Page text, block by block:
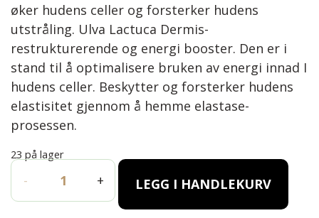
øker hudens celler og forsterker hudens
utstråling. Ulva Lactuca Dermis-
restrukturerende og energi booster. Den er i
stand til å optimalisere bruken av energi innad I
hudens celler. Beskytter og forsterker hudens
elastisitet gjennom å hemme elastase-
prosessen.
23 på lager
GENTLE TONIC LOTION 400 ML antall
- + LEGG I HANDLEKURV